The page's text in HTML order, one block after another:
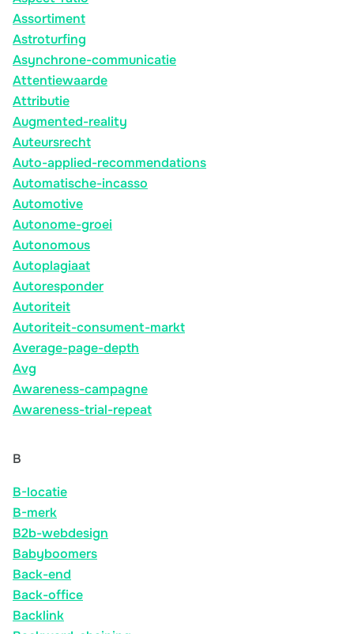
Assortiment
Astroturfing
Asynchrone-communicatie
Attentiewaarde
Attributie
Augmented-reality
Auteursrecht
Auto-applied-recommendations
Automatische-incasso
Automotive
Autonome-groei
Autonomous
Autoplagiaat
Autoresponder
Autoriteit
Autoriteit-consument-markt
Average-page-depth
Avg
Awareness-campagne
Awareness-trial-repeat
B
B-locatie
B-merk
B2b-webdesign
Babyboomers
Back-end
Back-office
Backlink